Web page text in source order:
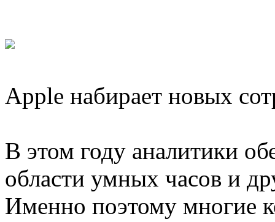
Apple набирает новых
В этом году аналитики
области умных часов и
Именно поэтому многие